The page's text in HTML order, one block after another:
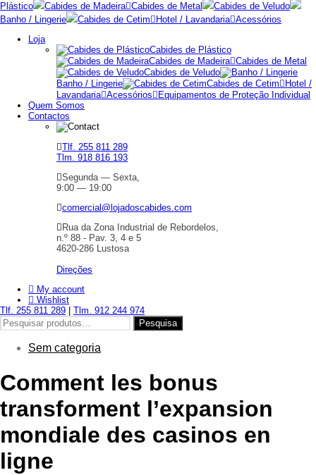
Plástico
Cabides de Madeira Cabides de Metal
Cabides de Veludo
Banho / Lingerie
Cabides de Cetim Hotel / Lavandaria Acessórios
Loja
Cabides de Plástico
Cabides de Madeira Cabides de Metal
Cabides de Veludo
Banho / Lingerie
Cabides de Cetim
Hotel /
Lavandaria Acessórios
Equipamentos de Proteção Individual
Quem Somos
Contactos
Tlf. 255 811 289
Tlm. 918 816 193
Segunda — Sexta,
9:00 — 19:00
comercial@lojadoscabides.com
Rua da Zona Industrial de Rebordelos,
n.º 88 - Pav. 3, 4 e 5
4620-286 Lustosa
Direções
My account
Wishlist
Tlf. 255 811 289
Tlm. 912 244 974
Pesquisar
por:
Pesquisa
Sem categoria
Comment les bonus
transforment l’expansion
mondiale des casinos en
ligne